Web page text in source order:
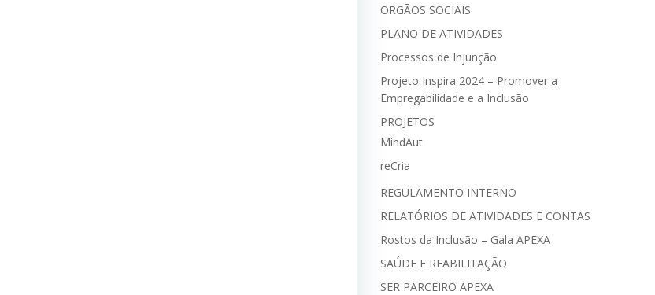
ORGÃOS SOCIAIS
PLANO DE ATIVIDADES
Processos de Injunção
Projeto Inspira 2024 – Promover a
Empregabilidade e a Inclusão
PROJETOS
MindAut
reCria
REGULAMENTO INTERNO
RELATÓRIOS DE ATIVIDADES E CONTAS
Rostos da Inclusão – Gala APEXA
SAÚDE E REABILITAÇÃO
SER PARCEIRO APEXA